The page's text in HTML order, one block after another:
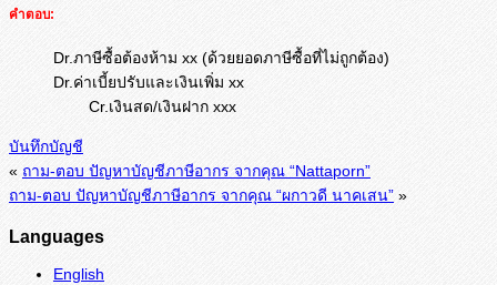
คำตอบ:
Dr.ภาษีซื้อต้องห้าม xx (ด้วยยอดภาษีซื้อที่ไม่ถูกต้อง)
Dr.ค่าเบี้ยปรับและเงินเพิ่ม xx
Cr.เงินสด/เงินฝาก xxx
บันทึกบัญชี
« ถาม-ตอบ ปัญหาบัญชีภาษีอากร จากคุณ “Nattaporn”
ถาม-ตอบ ปัญหาบัญชีภาษีอากร จากคุณ “ผกาวดี นาคเสน” »
Languages
English